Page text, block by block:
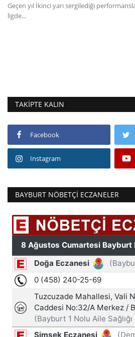
Geçen yıl İkinci yarı sergilediği
ligde...
TAKIPTE KALIN
Facebook
Instagram
BAYBURT NÖBETÇI ECZANELER